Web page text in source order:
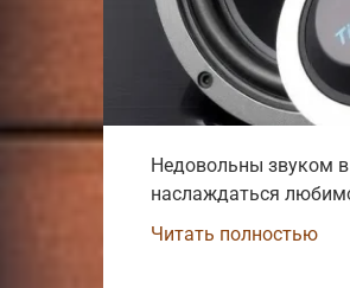
Недовольны звуком
наслаждаться
Читать полностью